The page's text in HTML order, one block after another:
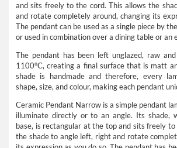
and sits freely to the cord. This allows the
and rotate completely around, changing its
The pendant can be used as a single piece by
or used in combination over a dining table or an
The pendant has been left unglazed, raw
1100°C, creating a final surface that is matt
shade is handmade and therefore, every
shape, size, and colour, making each pendant
Ceramic Pendant Narrow is a simple pendant
illuminate directly or to an angle. Its shade,
base, is rectangular at the top and sits freely
the shade to angle left, right and rotate